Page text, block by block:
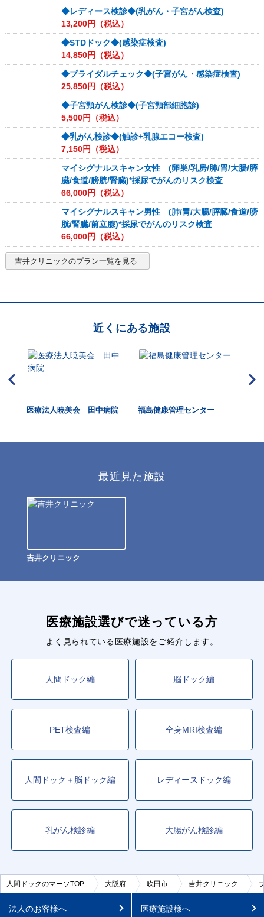
◆レディース検診◆(乳がん・子宮がん検査)
13,200円（税込）
◆STDドック◆(感染症検査)
14,850円（税込）
◆ブライダルチェック◆(子宮がん・感染症検査)
25,850円（税込）
◆子宮頸がん検診◆(子宮頸部細胞診)
5,500円（税込）
◆乳がん検診◆(触診+乳腺エコー検査)
7,150円（税込）
マイシグナルスキャン女性 (卵巣/乳房/肺/胃/大腸/膵
臓/食道/膀胱/腎臓)*採尿でがんのリスク検査
66,000円（税込）
マイシグナルスキャン男性 (肺/胃/大腸/膵臓/食道/膀
胱/腎臓/前立腺)*採尿でがんのリスク検査
66,000円（税込）
吉井クリニックのプラン一覧を見る
近くにある施設
医療法人暁美会 田中病院 福島健康管理センター
最近見た施設
吉井クリニック
医療施設選びで迷っている方
よく見られている医療施設をご紹介します。
人間ドック編 脳ドック編
PET検査編 全身MRI検査編
人間ドック＋脳ドック編 レディースドック編
乳がん検診編 大腸がん検診編
人間ドックのマーソTOP 大阪府 吹田市 吉井クリニック
法人のお客様へ 医療施設様へ